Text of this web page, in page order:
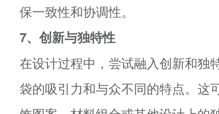
保一致性和协调性。
7、创新与独特性
在设计过程中，尝试融入创新和独
袋的吸引力和与众不同的特点。这